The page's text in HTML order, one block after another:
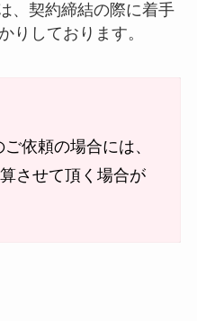
、契約締結の際に着手
りしております。
依頼の場合には、
させて頂く場合が